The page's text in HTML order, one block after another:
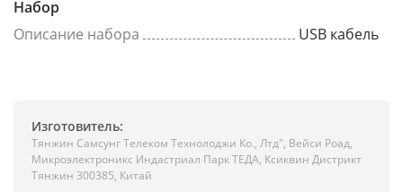
Набор
Описание набора
USB кабель
Изготовитель:
Тянжин Самсунг Телеком Технолоджи Ко., Лтд", Вейси Роад,
Микроэлектроникс Индастриал Парк ТЕДА, Ксиквин Дистрикт
Тянжин 300385, Китай